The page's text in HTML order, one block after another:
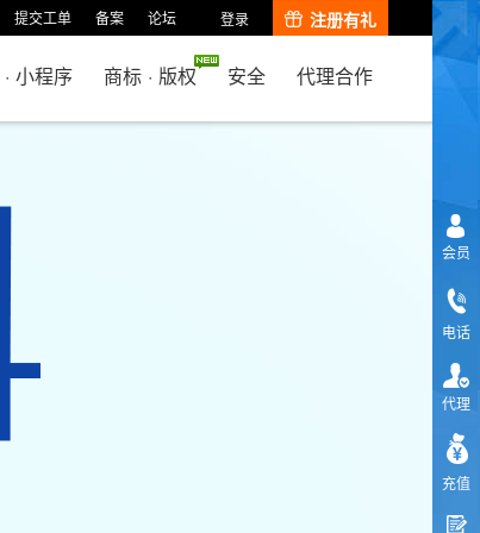
提交工单 备案 论坛 登录 注册有礼
· 小程序 商标 · 版权 安全 代理合作
会员
电话
代理
充值